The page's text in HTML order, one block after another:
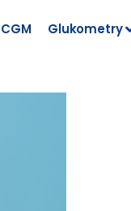
CGM Glukometry